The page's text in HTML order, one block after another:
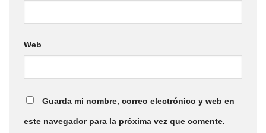
Web
Guarda mi nombre, correo electrónico y web en
este navegador para la próxima vez que comente.